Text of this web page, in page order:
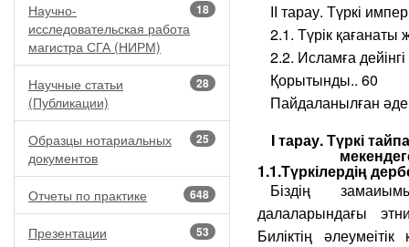
18
Научно-
исследовательская работа
магистра СГА (НИРМ)
28
Научные статьи
(Публикации)
25
Образцы нотариальных
документов
648
Отчеты по практике
53
Презентации
ІІ тарау. Түркі
2.1. Түрік
2.2. Исламға
Қорытынды.. 60
Пайдаланылған
I тарау. Түркі
1.1.Түркілердің
Біздің
далаларындағы
Биліктің